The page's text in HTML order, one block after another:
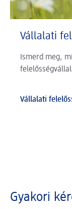
Vállalati
Ismerd meg,
Vállalati
Gyakori